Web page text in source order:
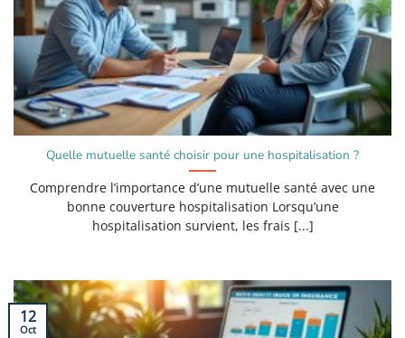
Quelle mutuelle santé choisir pour une hospitalisation ?
Comprendre l’importance d’une mutuelle santé avec une
bonne couverture hospitalisation Lorsqu’une
hospitalisation survient, les frais [...]
12
Oct